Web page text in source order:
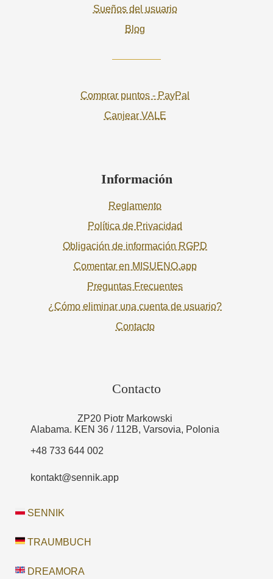
Sueños del usuario
Blog
Comprar puntos - PayPal
Canjear VALE
Información
Reglamento
Política de Privacidad
Obligación de información RGPD
Comentar en MISUENO.app
Preguntas Frecuentes
¿Cómo eliminar una cuenta de usuario?
Contacto
Contacto
ZP20 Piotr Markowski
Alabama. KEN 36 / 112B, Varsovia, Polonia
+48 733 644 002
kontakt@sennik.app
SENNIK
TRAUMBUCH
DREAMORA